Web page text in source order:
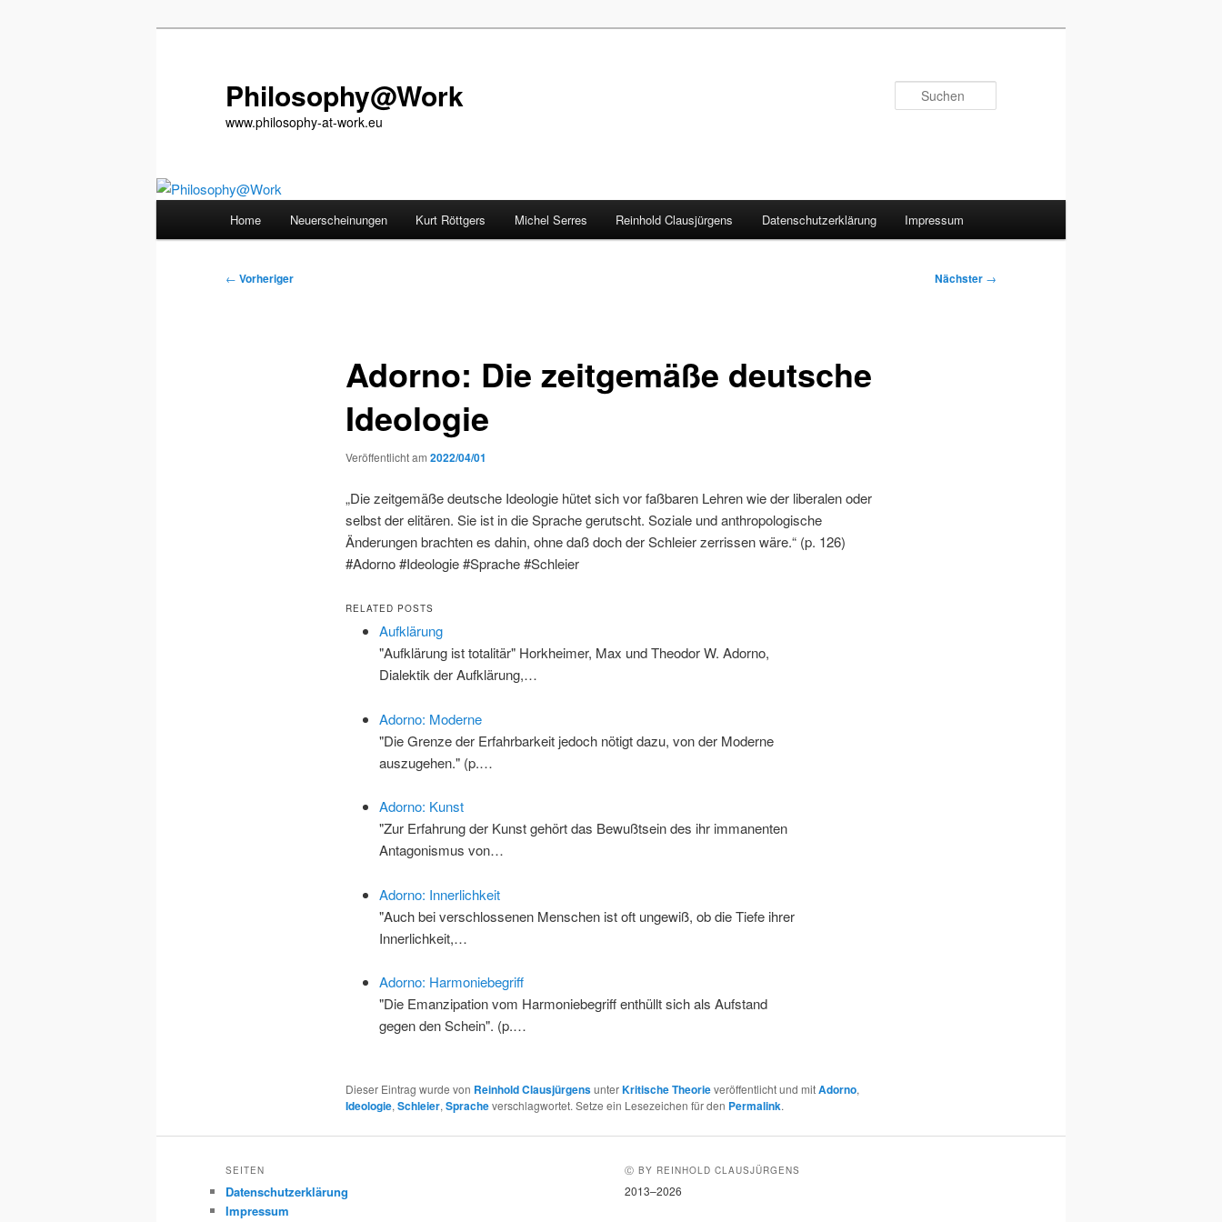
Philosophy@Work
www.philosophy-at-work.eu
Home Neuerscheinungen Kurt Röttgers Michel Serres Reinhold Clausjürgens Datenschutzerklärung Impressum
Beitragsnavigation
← Vorheriger Nächster →
Adorno: Die zeitgemäße deutsche
Ideologie
Veröffentlicht am 2022/04/01
„Die zeitgemäße deutsche Ideologie hütet sich vor faßbaren Lehren wie der liberalen oder
selbst der elitären. Sie ist in die Sprache gerutscht. Soziale und anthropologische
Änderungen brachten es dahin, ohne daß doch der Schleier zerrissen wäre.“ (p. 126)
#Adorno #Ideologie #Sprache #Schleier
RELATED POSTS
Aufklärung
"Aufklärung ist totalitär" Horkheimer, Max und Theodor W. Adorno,
Dialektik der Aufklärung,…
Adorno: Moderne
"Die Grenze der Erfahrbarkeit jedoch nötigt dazu, von der Moderne
auszugehen." (p.…
Adorno: Kunst
"Zur Erfahrung der Kunst gehört das Bewußtsein des ihr immanenten
Antagonismus von…
Adorno: Innerlichkeit
"Auch bei verschlossenen Menschen ist oft ungewiß, ob die Tiefe ihrer
Innerlichkeit,…
Adorno: Harmoniebegriff
"Die Emanzipation vom Harmoniebegriff enthüllt sich als Aufstand
gegen den Schein". (p.…
Dieser Eintrag wurde von Reinhold ClausjürgensunterKritische Theorieveröffentlicht und mitAdorno,
Ideologie, Schleier, Spracheverschlagwortet. Setze ein Lesezeichen für den Permalink.
SEITEN
Datenschutzerklärung
Impressum
Ⓒ BY REINHOLD CLAUSJÜRGENS
2013–2026